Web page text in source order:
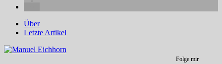
Über
Letzte Artikel
Folge mir